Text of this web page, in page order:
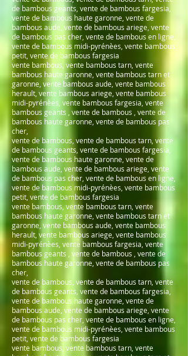
de bambous geants, vente de bambous fargesia,
vente de bambous haute garonne, vente de
bambous aude, vente de bambous ariege, vente
de bambous pas cher, vente de bambous en ligne,
vente de bambous midi-pyrénèes, vente bambous
petit, vente de bambous fargesia
vente bambous, vente bambous tarn, vente
bambous haute garonne, vente bambous tarn et
garonne, vente bambous aude, vente bambous
herault, vente bambous ariege, vente bambous
midi-pyrénèes, vente bambous fargesia, vente
bambous geants , vente de bambous , vente de
bambous haute garonne, vente de bambous pas
cher,
vente de bambous, vente de bambous tarn, vente
de bambous geants, vente de bambous fargesia,
vente de bambous haute garonne, vente de
bambous aude, vente de bambous ariege, vente
de bambous pas cher, vente de bambous en ligne,
vente de bambous midi-pyrénèes, vente bambous
petit, vente de bambous fargesia
vente bambous, vente bambous tarn, vente
bambous haute garonne, vente bambous tarn et
garonne, vente bambous aude, vente bambous
herault, vente bambous ariege, vente bambous
midi-pyrénèes, vente bambous fargesia, vente
bambous geants , vente de bambous , vente de
bambous haute garonne, vente de bambous pas
cher,
vente de bambous, vente de bambous tarn, vente
de bambous geants, vente de bambous fargesia,
vente de bambous haute garonne, vente de
bambous aude, vente de bambous ariege, vente
de bambous pas cher, vente de bambous en ligne,
vente de bambous midi-pyrénèes, vente bambous
petit, vente de bambous fargesia
vente bambous, vente bambous tarn, vente